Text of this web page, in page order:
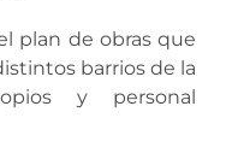
plan de obras que
barrios de la
y personal